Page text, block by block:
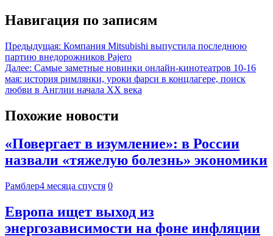
Навигация по записям
Предыдущая: Компания Mitsubishi выпустила последнюю
партию внедорожников Pajero
Далее: Самые заметные новинки онлайн-кинотеатров 10-16
мая: история римлянки, уроки фарси в концлагере, поиск
любви в Англии начала XX века
Похожие новости
«Повергает в изумление»: в России
назвали «тяжелую болезнь» экономики
Рамблер4 месяца спустя 0
Европа ищет выход из
энергозависимости на фоне инфляции